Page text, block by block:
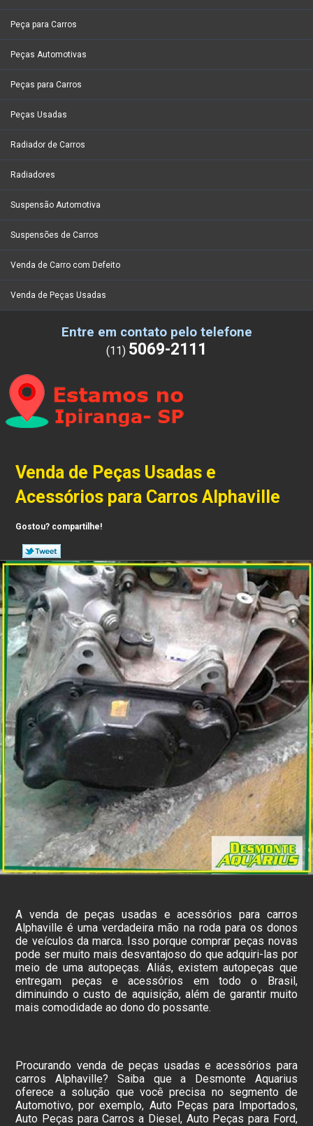
Peça para Carros
Peças Automotivas
Peças para Carros
Peças Usadas
Radiador de Carros
Radiadores
Suspensão Automotiva
Suspensões de Carros
Venda de Carro com Defeito
Venda de Peças Usadas
Entre em contato pelo telefone
(11) 5069-2111
Venda de Peças Usadas e
Acessórios para Carros Alphaville
Gostou? compartilhe!
A venda de peças usadas e acessórios para carros
Alphaville é uma verdadeira mão na roda para os donos
de veículos da marca. Isso porque comprar peças novas
pode ser muito mais desvantajoso do que adquiri-las por
meio de uma autopeças. Aliás, existem autopeças que
entregam peças e acessórios em todo o Brasil,
diminuindo o custo de aquisição, além de garantir muito
mais comodidade ao dono do possante.
Procurando venda de peças usadas e acessórios para
carros Alphaville? Saiba que a Desmonte Aquarius
oferece a solução que você precisa no segmento de
Automotivo, por exemplo, Auto Peças para Importados,
Auto Peças para Carros a Diesel, Auto Peças para Ford,